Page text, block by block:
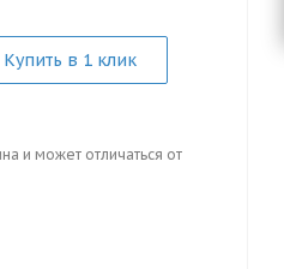
Купить в 1 клик
и может отличаться от